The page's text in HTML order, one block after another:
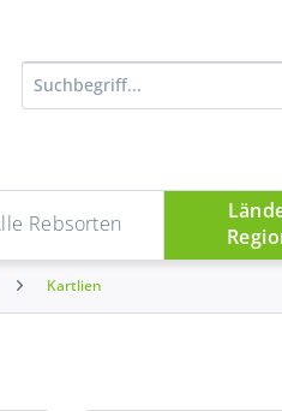
Rebsorten
Kartlien